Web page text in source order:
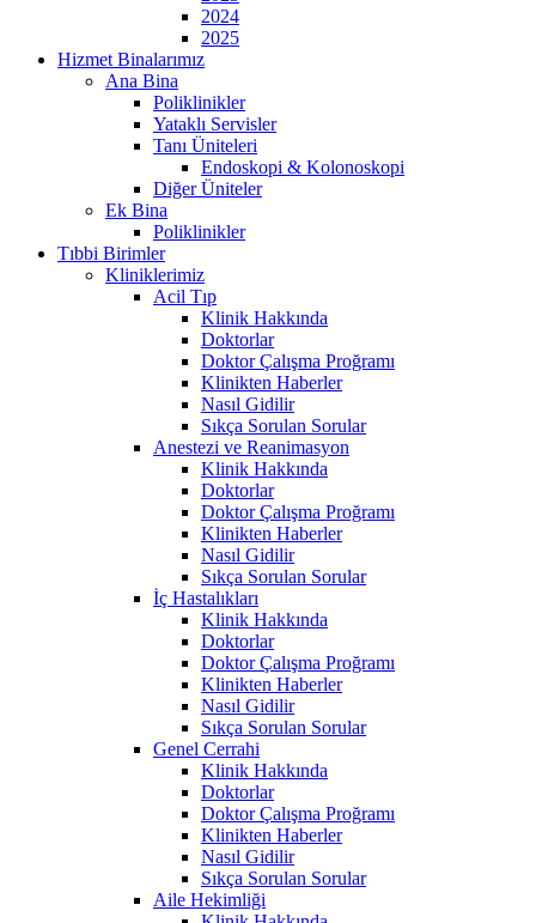
2024
2025
Hizmet Binalarımız
Ana Bina
Poliklinikler
Yataklı Servisler
Tanı Üniteleri
Endoskopi & Kolonoskopi
Diğer Üniteler
Ek Bina
Poliklinikler
Tıbbi Birimler
Kliniklerimiz
Acil Tıp
Klinik Hakkında
Doktorlar
Doktor Çalışma Proğramı
Klinikten Haberler
Nasıl Gidilir
Sıkça Sorulan Sorular
Anestezi ve Reanimasyon
Klinik Hakkında
Doktorlar
Doktor Çalışma Proğramı
Klinikten Haberler
Nasıl Gidilir
Sıkça Sorulan Sorular
İç Hastalıkları
Klinik Hakkında
Doktorlar
Doktor Çalışma Proğramı
Klinikten Haberler
Nasıl Gidilir
Sıkça Sorulan Sorular
Genel Cerrahi
Klinik Hakkında
Doktorlar
Doktor Çalışma Proğramı
Klinikten Haberler
Nasıl Gidilir
Sıkça Sorulan Sorular
Aile Hekimliği